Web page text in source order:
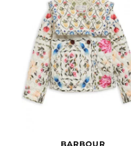
BARBOUR